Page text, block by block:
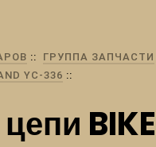
ГРУППА ЗАПЧАСТИ
YC-336